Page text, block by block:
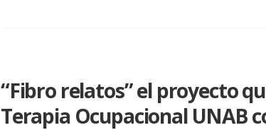
“Fibro relatos” el proyecto
Terapia Ocupacional UNAB